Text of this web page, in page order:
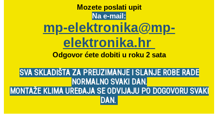
Mozete poslati upit
Na e-mail:
mp-elektronika@mp-
elektronika.hr
Odgovor ćete dobiti u roku 2 sata
SVA SKLADIŠTA ZA PREUZIMANJE I SLANJE ROBE RADE
NORMALNO SVAKI DAN.
MONTAŽE KLIMA UREĐAJA SE ODVIJAJU PO DOGOVORU SVAKI
DAN.